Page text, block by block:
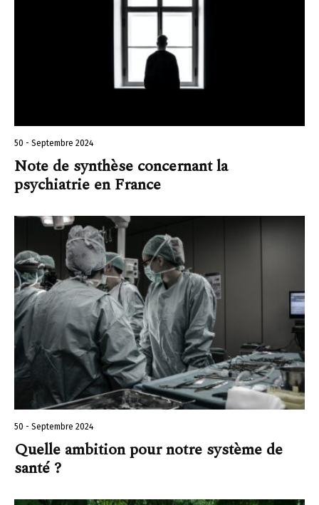
50 - Septembre 2024
Note de synthèse concernant la
psychiatrie en France
50 - Septembre 2024
Quelle ambition pour notre système de
santé ?